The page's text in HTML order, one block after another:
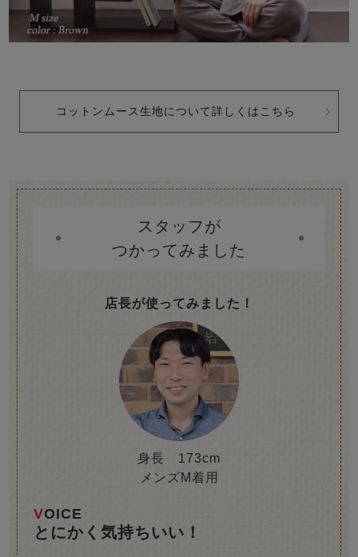
コットンムース生地について詳しくはこちら
スタッフが
つかってみました
店長が使ってみました！
身長 173cm
メンズM着用
VOICE
とにかく気持ちいい！